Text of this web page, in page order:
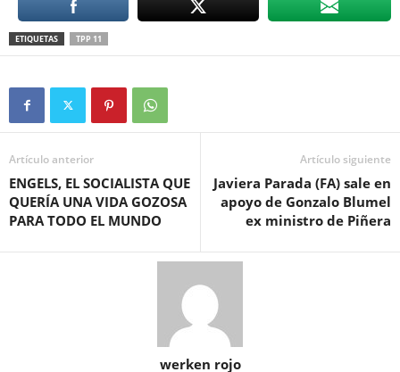
ETIQUETAS TPP 11
Artículo anterior
ENGELS, EL SOCIALISTA QUE
QUERÍA UNA VIDA GOZOSA
PARA TODO EL MUNDO
Artículo siguiente
Javiera Parada (FA) sale en
apoyo de Gonzalo Blumel
ex ministro de Piñera
werken rojo